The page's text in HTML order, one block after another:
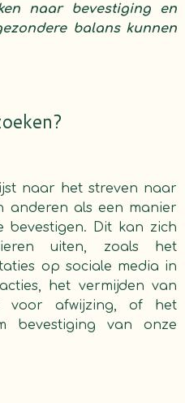
naar bevestiging en
balans kunnen
naar het streven naar
anderen als een manier
bevestigen. Dit kan zich
uiten, zoals het
op sociale media in
het vermijden van
voor afwijzing, of het
bevestiging van onze